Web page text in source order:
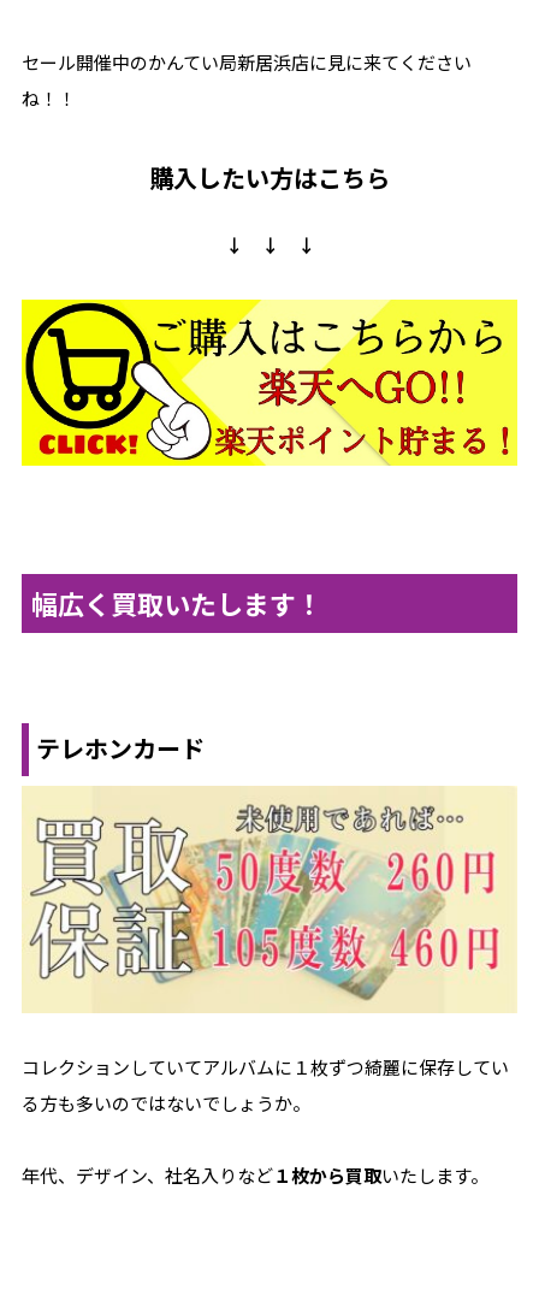
セール開催中のかんてい局新居浜店に見に来てください
ね！！
購入したい方はこちら
↓ ↓ ↓
幅広く買取いたします！
テレホンカード
コレクションしていてアルバムに１枚ずつ綺麗に保存してい
る方も多いのではないでしょうか。
年代、デザイン、社名入りなど１枚から買取いたします。